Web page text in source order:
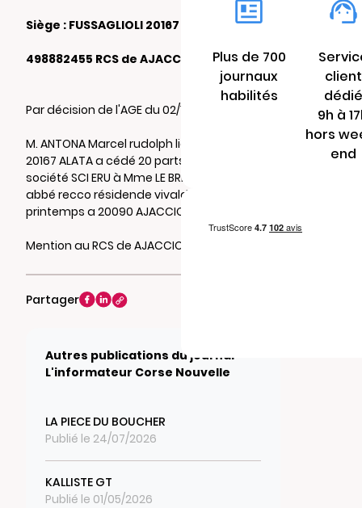
Siège : FUSSAGLIOLI 20167 ALATA
498882455 RCS de AJACCIO
Par décision de l'AGE du 02/12/2022
M. ANTONA Marcel rudolph lieu-dit fussaglioli
20167 ALATA a cédé 20 parts sociales de la
société SCI ERU à Mme LE BRIS Nelly paule bd
abbé recco résidende vivaldi bât. le
printemps a 20090 AJACCIO.
Mention au RCS de AJACCIO
Partager
Autres publications du journal
L'informateur Corse Nouvelle
LA PIECE DU BOUCHER
Publié le 24/07/2026
KALLISTE GT
Publié le 01/05/2026
Plus de 700
journaux
habilités
client
dédié
9h à
hors
end